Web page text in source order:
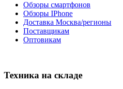
Обзоры смартфонов
Обзоры IPhone
Доставка Москва/регионы
Поставщикам
Оптовикам
Техника на складе